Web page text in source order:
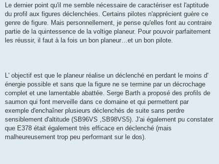
Le dernier point qu'il me semble nécessaire de caractériser est l'aptitude
du profil aux figures déclenchées. Certains pilotes n'apprécient guère ce
genre de figure. Mais personnellement, je pense qu'elles font au contraire
partie de la quintessence de la voltige planeur. Pour pouvoir parfaitement
les réussir, il faut à la fois un bon planeur…et un bon pilote.
L' objectif est que le planeur réalise un déclenché en perdant le moins d'
énergie possible et sans que la figure ne se termine par un décrochage
complet et une lamentable abattée. Serge Barth a proposé des profils de
saumon qui font merveille dans ce domaine et qui permettent par
exemple d'enchaîner plusieurs déclenchés de suite sans perdre
sensiblement d'altitude (SB96VS ,SB98VS5). J'ai également pu constater
que E378 était également très efficace en déclenché (mais
malheureusement trop peu performant sur le dos).